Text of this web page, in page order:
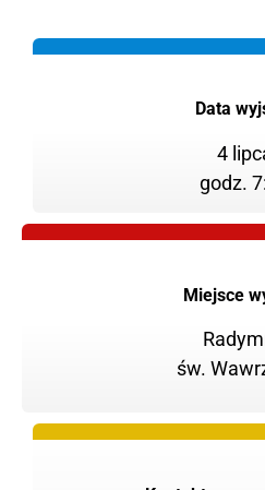
Data
4
godz.
Miejsce
św.